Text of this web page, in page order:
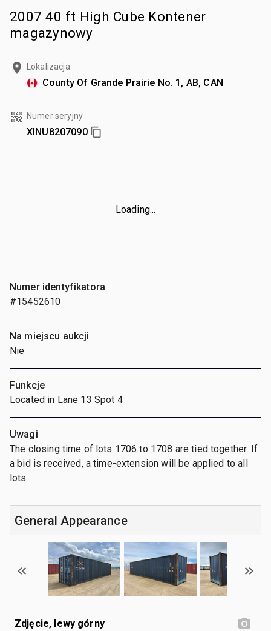
2007 40 ft High Cube Kontener
magazynowy
Lokalizacja
County Of Grande Prairie No. 1, AB, CAN
Numer seryjny
XINU8207090
Loading...
Numer identyfikatora
#15452610
Na miejscu aukcji
Nie
Funkcje
Located in Lane 13 Spot 4
Uwagi
The closing time of lots 1706 to 1708 are tied together. If
a bid is received, a time-extension will be applied to all
lots
General Appearance
Zdjęcie, lewy górny